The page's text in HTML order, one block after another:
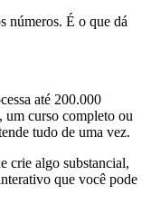
números. É o que dá
até 200.000
um curso completo ou
tudo de uma vez.
crie algo substancial,
que você pode